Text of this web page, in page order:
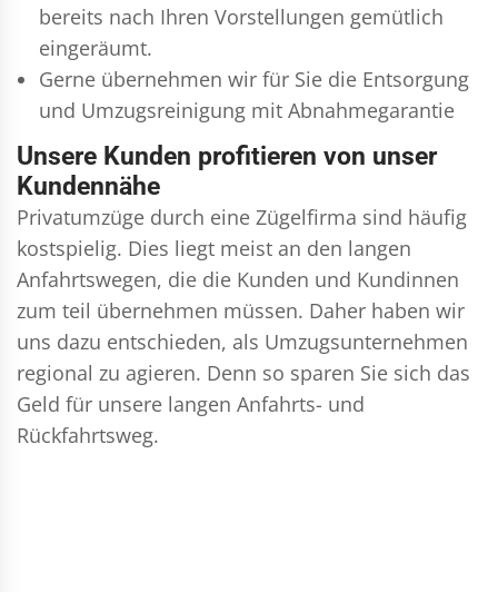
bereits nach Ihren Vorstellungen gemütlich
eingeräumt.
Gerne übernehmen wir für Sie die Entsorgung
und Umzugsreinigung mit Abnahmegarantie
Unsere Kunden profitieren von unser
Kundennähe
Privatumzüge durch eine Zügelfirma sind häufig
kostspielig. Dies liegt meist an den langen
Anfahrtswegen, die die Kunden und Kundinnen
zum teil übernehmen müssen. Daher haben wir
uns dazu entschieden, als Umzugsunternehmen
regional zu agieren. Denn so sparen Sie sich das
Geld für unsere langen Anfahrts- und
Rückfahrtsweg.